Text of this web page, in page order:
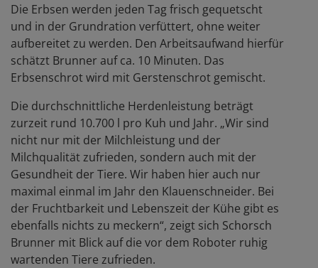
Die Erbsen werden jeden Tag frisch gequetscht
und in der Grundration verfüttert, ohne weiter
aufbereitet zu werden. Den Arbeitsaufwand hierfür
schätzt Brunner auf ca. 10 Minuten. Das
Erbsenschrot wird mit Gerstenschrot gemischt.
Die durchschnittliche Herdenleistung beträgt
zurzeit rund 10.700 l pro Kuh und Jahr. „Wir sind
nicht nur mit der Milchleistung und der
Milchqualität zufrieden, sondern auch mit der
Gesundheit der Tiere. Wir haben hier auch nur
maximal einmal im Jahr den Klauenschneider. Bei
der Fruchtbarkeit und Lebenszeit der Kühe gibt es
ebenfalls nichts zu meckern“, zeigt sich Schorsch
Brunner mit Blick auf die vor dem Roboter ruhig
wartenden Tiere zufrieden.